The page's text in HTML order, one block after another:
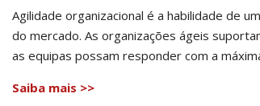
Agilidade organizacional é a habilidade de
do mercado. As organizações ágeis
as equipas possam responder com a
Saiba mais >>